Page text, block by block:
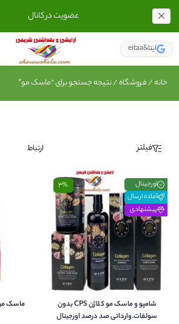
عضویت در کانال
eitaa&ایتا
خانه/فروشگاه/ نتیجه جستجو برای “ماسک مو”
فیلتر
3%
اورجینال
آماده ارسال
پیشنهادی
شامپو و ماسک مو کلاژن CPS بدون
سولفات.وارداتی صد درصد اورجینال